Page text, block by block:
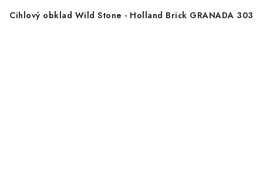
Cihlový obklad Wild Stone - Holland Brick GRANADA 303